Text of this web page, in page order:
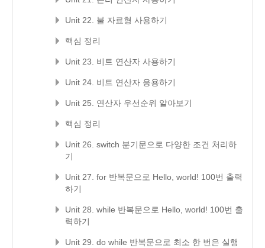
Unit 22. 불 자료형 사용하기
핵심 정리
Unit 23. 비트 연산자 사용하기
Unit 24. 비트 연산자 응용하기
Unit 25. 연산자 우선순위 알아보기
핵심 정리
Unit 26. switch 분기문으로 다양한 조건 처리하
기
Unit 27. for 반복문으로 Hello, world! 100번 출력
하기
Unit 28. while 반복문으로 Hello, world! 100번 출
력하기
Unit 29. do while 반복문으로 최소 한 번은 실행